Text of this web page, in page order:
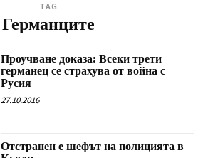
TAG
Германците
Проучване доказа: Всеки трети
германец се страхува от война с
Русия
27.10.2016
Отстранен е шефът на полицията в